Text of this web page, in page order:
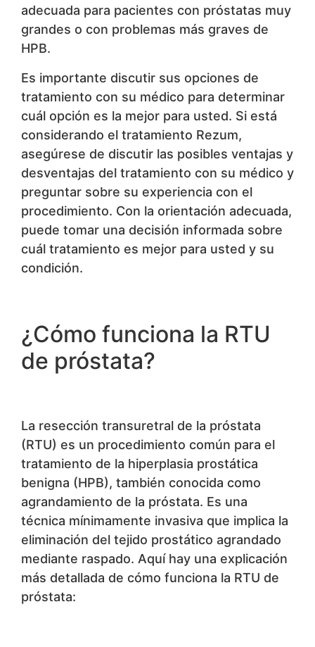
adecuada para pacientes con próstatas muy
grandes o con problemas más graves de
HPB.
Es importante discutir sus opciones de
tratamiento con su médico para determinar
cuál opción es la mejor para usted. Si está
considerando el tratamiento Rezum,
asegúrese de discutir las posibles ventajas y
desventajas del tratamiento con su médico y
preguntar sobre su experiencia con el
procedimiento. Con la orientación adecuada,
puede tomar una decisión informada sobre
cuál tratamiento es mejor para usted y su
condición.
¿Cómo funciona la RTU
de próstata?
La resección transuretral de la próstata
(RTU) es un procedimiento común para el
tratamiento de la hiperplasia prostática
benigna (HPB), también conocida como
agrandamiento de la próstata. Es una
técnica mínimamente invasiva que implica la
eliminación del tejido prostático agrandado
mediante raspado. Aquí hay una explicación
más detallada de cómo funciona la RTU de
próstata: